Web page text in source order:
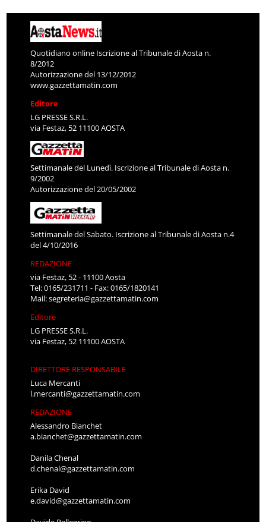
Quotidiano online Iscrizione al Tribunale di Aosta n.
8/2012
Autorizzazione del 13/12/2012
www.gazzettamatin.com
Editore
LG PRESSE S.R.L.
via Festaz, 52 11100 AOSTA
Settimanale del Lunedì. Iscrizione al Tribunale di Aosta n.
9/2002
Autorizzazione del 20/05/2002
Settimanale del Sabato. Iscrizione al Tribunale di Aosta n.4
del 4/10/2016
REDAZIONE
via Festaz, 52 - 11100 Aosta
Tel: 0165/231711 - Fax: 0165/1820141
Mail:segreteria@gazzettamatin.com
Editore
LG PRESSE S.R.L.
via Festaz, 52 11100 AOSTA
DIRETTORE RESPONSABILE
Luca Mercanti
l.mercanti@gazzettamatin.com
REDAZIONE
Alessandro Bianchet
a.bianchet@gazzettamatin.com
Danila Chenal
d.chenal@gazzettamatin.com
Erika David
e.david@gazzettamatin.com